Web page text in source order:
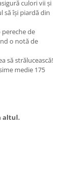
culori vii și
să își piardă din
de
o notă de
să strălucească!
medie 175
altul.